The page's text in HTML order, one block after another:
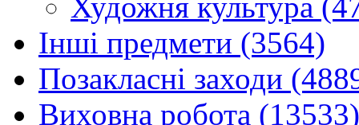
Художня культура
Інші предмети (3564)
Позакласні заходи
Виховна робота (13533)